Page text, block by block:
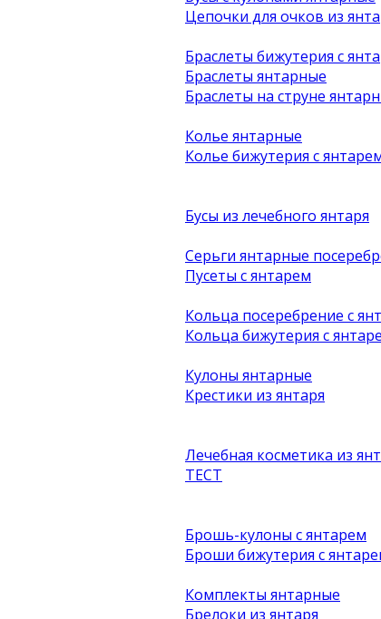
Цепочки для очков из
Браслеты бижутерия с
Браслеты янтарные
Браслеты на струне
Колье янтарные
Колье бижутерия с
Бусы из лечебного янтаря
Серьги янтарные
Пусеты с янтарем
Кольца посеребрение с
Кольца бижутерия с
Кулоны янтарные
Крестики из янтаря
Лечебная косметика из
ТЕСТ
Брошь-кулоны с янтарем
Броши бижутерия с
Комплекты янтарные
Брелоки из янтаря